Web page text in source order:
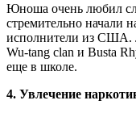
Юноша очень любил
стремительно начали
исполнители из США.
Wu-tang clan и Busta
еще в школе.
4. Увлечение